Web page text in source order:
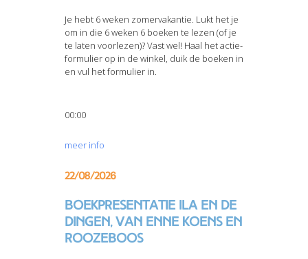
Je hebt 6 weken zomervakantie. Lukt het je
om in die 6 weken 6 boeken te lezen (of je
te laten voorlezen)? Vast wel! Haal het actie-
formulier op in de winkel, duik de boeken in
en vul het formulier in.
00:00
meer info
22/08/2026
Boekpresentatie Ila en de
dingen, van Enne Koens en
Roozeboos